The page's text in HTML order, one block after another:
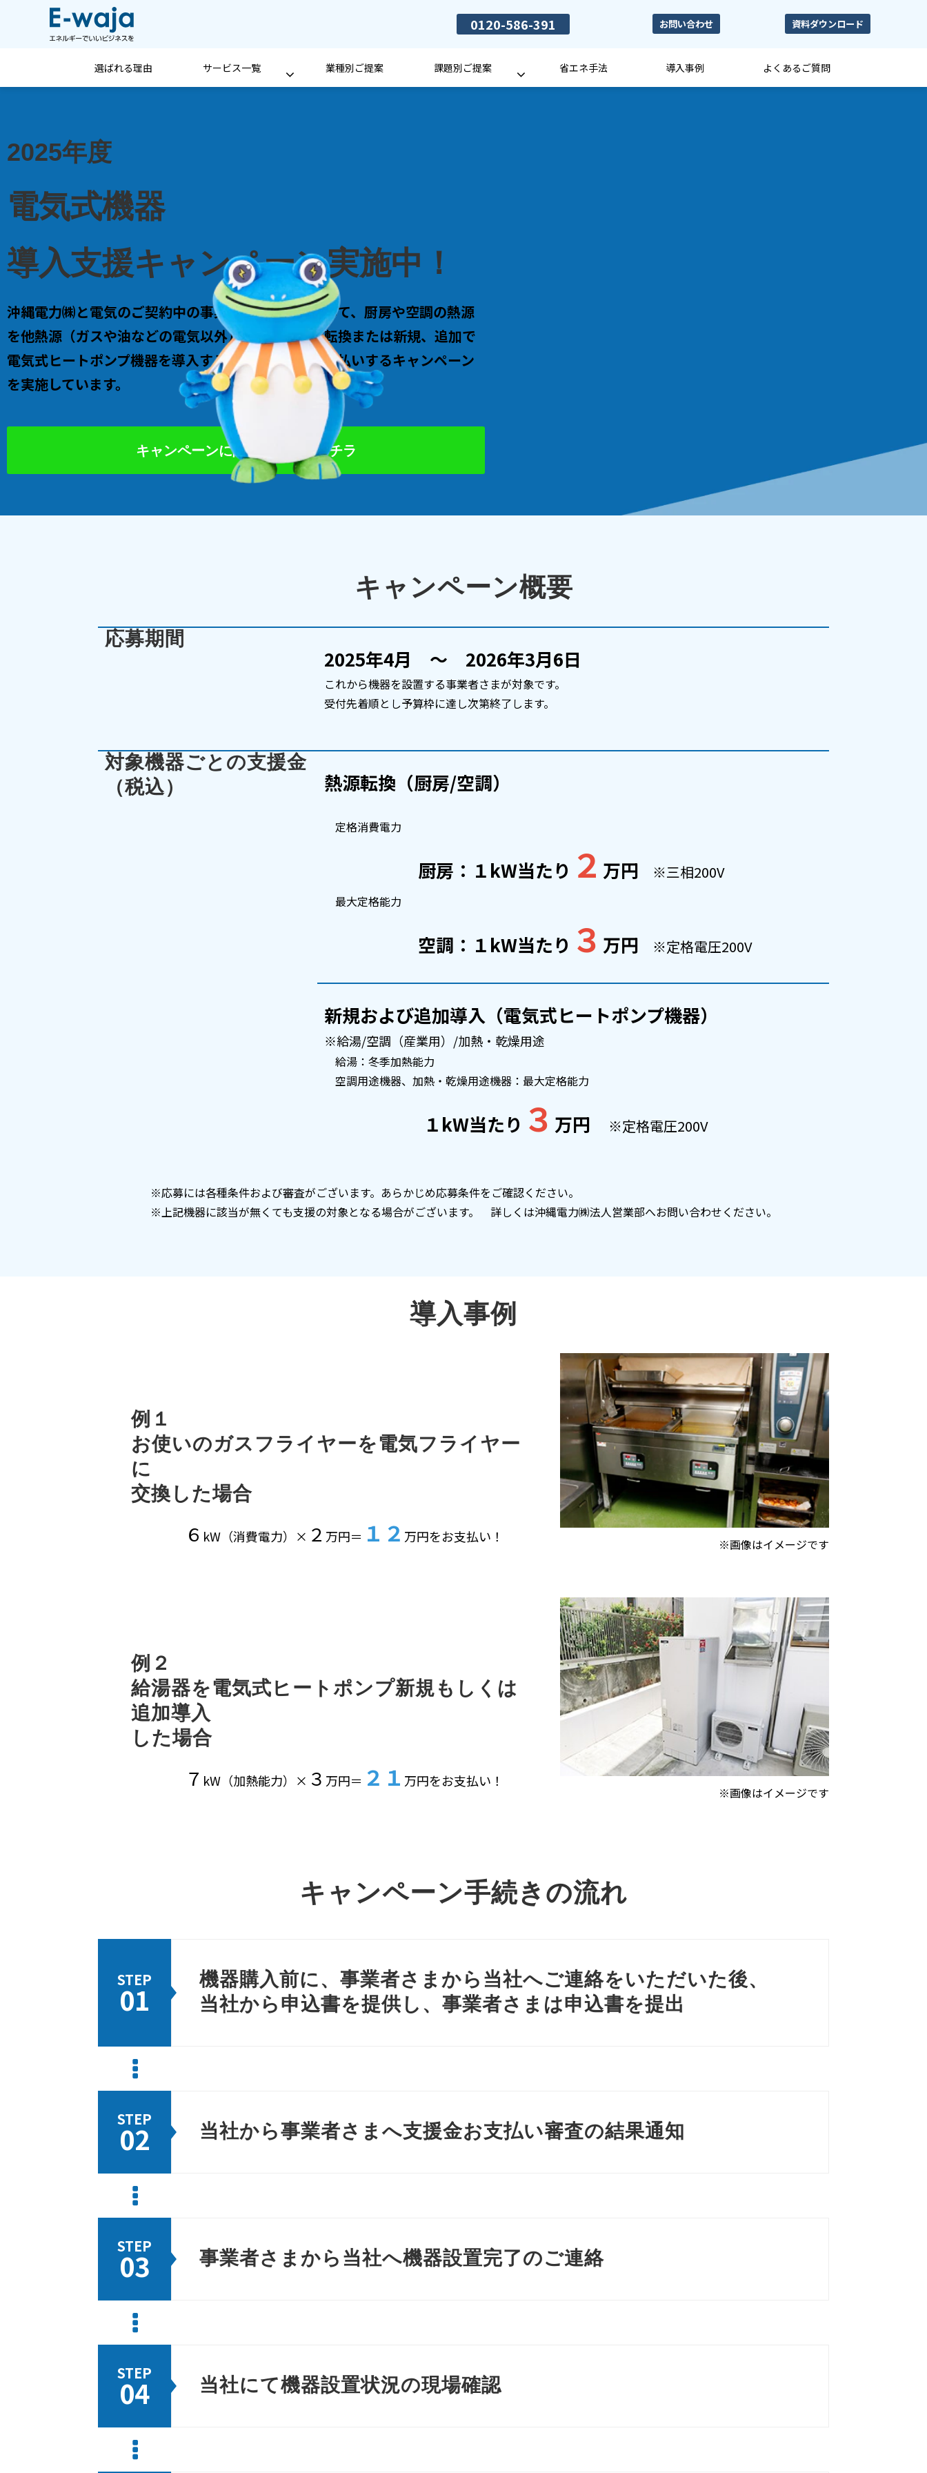
0120-586-391 お問い合わせ 資料ダウンロード
選ばれる理由 サービス一覧 業種別ご提案 課題別ご提案 省エネ手法 導入事例 よくあるご質問
2025年度
電気式機器
導入支援キャンペーン実施中！
沖縄電力㈱と電気のご契約中の事業者さまを対象として、厨房や空調の熱源
を他熱源（ガスや油などの電気以外）から電気式へ転換または新規、追加で
電気式ヒートポンプ機器を導入する際に支援金をお支払いするキャンペーン
を実施しています。
キャンペーンに関する資料はコチラ
キャンペーン概要
応募期間
2025年4月 ～ 2026年3月6日
これから機器を設置する事業者さまが対象です。
受付先着順とし予算枠に達し次第終了します。
対象機器ごとの支援金
（税込）
熱源転換（厨房/空調）
定格消費電力
厨房：１kW当たり ２ 万円 ※三相200V
最大定格能力
空調：１kW当たり ３ 万円 ※定格電圧200V
新規および追加導入（電気式ヒートポンプ機器）
※給湯/空調（産業用）/加熱・乾燥用途
給湯：冬季加熱能力
空調用途機器、加熱・乾燥用途機器：最大定格能力
１kW当たり ３ 万円 ※定格電圧200V
※応募には各種条件および審査がございます。あらかじめ応募条件をご確認ください。
※上記機器に該当が無くても支援の対象となる場合がございます。 詳しくは沖縄電力㈱法人営業部へお問い合わせください。
導入事例
例１
お使いのガスフライヤーを電気フライヤー
に
交換した場合
６ kW（消費電力）× ２ 万円＝ １２ 万円をお支払い！ ※画像はイメージです
例２
給湯器を電気式ヒートポンプ新規もしくは
追加導入
した場合
７ kW（加熱能力）× ３ 万円＝ ２１ 万円をお支払い！
※画像はイメージです
キャンペーン手続きの流れ
STEP
01
機器購入前に、事業者さまから当社へご連絡をいただいた後、
当社から申込書を提供し、事業者さまは申込書を提出
STEP
02 当社から事業者さまへ支援金お支払い審査の結果通知
STEP
03 事業者さまから当社へ機器設置完了のご連絡
STEP
04 当社にて機器設置状況の現場確認